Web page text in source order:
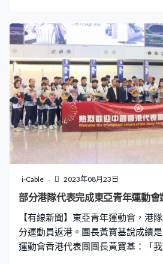
供良好就業機會，不會因為短期市
長陳茂波：「我們一定要總結，我
猶新，當土地供應短缺時候，我們
住困難這一個經驗，我們絕對不可
香港土地供應要充足，這一個決心
一些波動而有所動搖。」 發展局局
市輕微下行並不需要太過擔心。發
樓價格有些回落，與其他資助房屋
能對社會大眾來說都是好事，不需
的都是希望房地產市場平穩健康發
i-Cable 2023年08月23日
部分港隊代表完成東亞青年運動會
【有線新聞】東亞青年運動會，港
分運動員返港。團長黃寶基說成績
運動會香港代表團團長黃寶基：「